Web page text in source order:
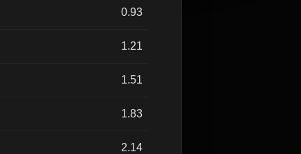
0.93
1.21
1.51
1.83
2.14